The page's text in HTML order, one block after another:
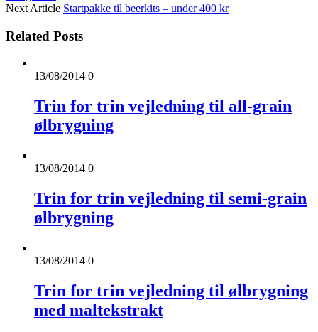
Next Article Startpakke til beerkits – under 400 kr
Related Posts
13/08/2014 0
Trin for trin vejledning til all-grain
ølbrygning
13/08/2014 0
Trin for trin vejledning til semi-grain
ølbrygning
13/08/2014 0
Trin for trin vejledning til ølbrygning
med maltekstrakt